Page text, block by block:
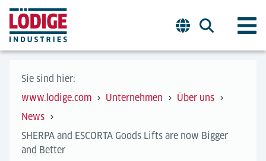
Sie sind hier:
www.lodige.com
Unternehmen
Über uns
News
SHERPA and ESCORTA Goods Lifts are now Bigger
and Better